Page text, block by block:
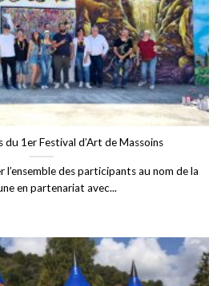
du 1er Festival d’Art de Massoins
l’ensemble des participants au nom de la
en partenariat avec...